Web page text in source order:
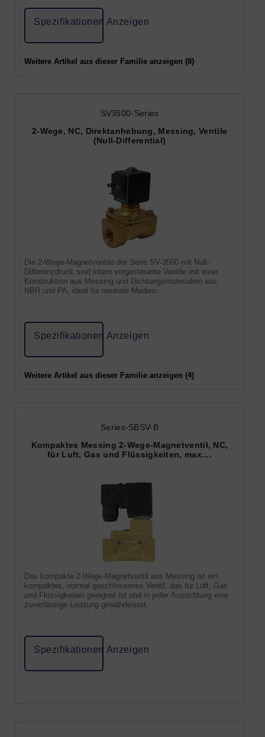
Spezifikationen Anzeigen
Weitere Artikel aus dieser Familie anzeigen (8)
SV3500-Series
2-Wege, NC, Direktanhebung, Messing, Ventile
(Null-Differential)
Die 2-Wege-Magnetventile der Serie SV-3500 mit Null-
Differenzdruck sind intern vorgesteuerte Ventile mit einer
Konstruktion aus Messing und Dichtungsmaterialien aus
NBR und PA, ideal für neutrale Medien.
Spezifikationen Anzeigen
Weitere Artikel aus dieser Familie anzeigen (4)
Series-SBSV-B
Kompaktes Messing 2-Wege-Magnetventil, NC,
für Luft, Gas und Flüssigkeiten, max....
Das kompakte 2-Wege-Magnetventil aus Messing ist ein
kompaktes, normal geschlossenes Ventil, das für Luft, Gas
und Flüssigkeiten geeignet ist und in jeder Ausrichtung eine
zuverlässige Leistung gewährleistet.
Spezifikationen Anzeigen